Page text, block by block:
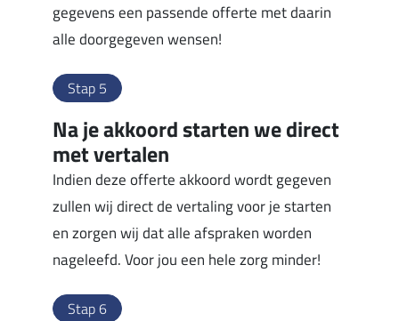
gegevens een passende offerte met daarin
alle doorgegeven wensen!
Stap 5
Na je akkoord starten we direct
met vertalen
Indien deze offerte akkoord wordt gegeven
zullen wij direct de vertaling voor je starten
en zorgen wij dat alle afspraken worden
nageleefd. Voor jou een hele zorg minder!
Stap 6